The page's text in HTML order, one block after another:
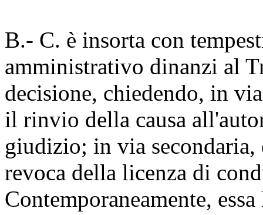
B.- C. è insorta con
amministrativo dinanzi al
decisione, chiedendo, in
il rinvio della causa
giudizio; in via secondaria,
revoca della licenza di
Contemporaneamente,